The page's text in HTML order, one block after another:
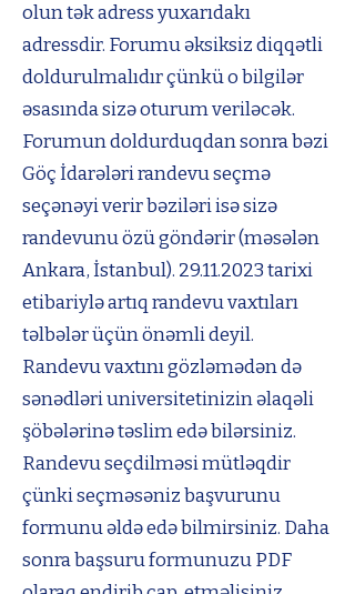
olun tək adress yuxarıdakı
adressdir. Forumu əksiksiz diqqətli
doldurulmalıdır çünkü o bilgilər
əsasında sizə oturum veriləcək.
Forumun doldurduqdan sonra bəzi
Göç İdarələri randevu seçmə
seçənəyi verir bəziləri isə sizə
randevunu özü göndərir (məsələn
Ankara, İstanbul). 29.11.2023tarixi
etibariylə artıq randevu vaxtıları
təlbələr üçün önəmli deyil.
Randevu vaxtını gözləmədən də
sənədləri universitetinizin əlaqəli
şöbələrinə təslim edə bilərsiniz.
Randevu seçdilməsi mütləqdir
çünki seçməsəniz başvurunu
formunu əldə edə bilmirsiniz. Daha
sonra başsuru formunuzu PDF